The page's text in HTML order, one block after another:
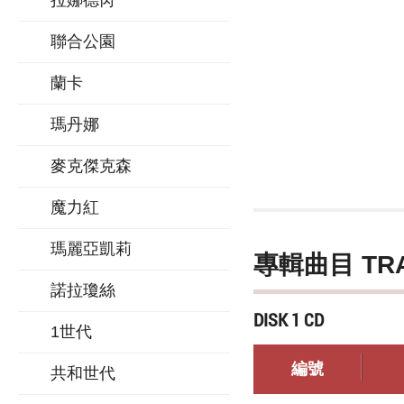
聯合公園
蘭卡
瑪丹娜
麥克傑克森
魔力紅
瑪麗亞凱莉
諾拉瓊絲
1世代
共和世代
專輯曲目
DISK 1 CD
編號